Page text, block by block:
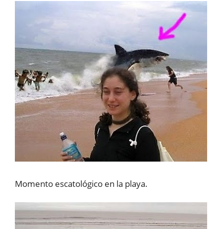
Momento escatológico en la playa.